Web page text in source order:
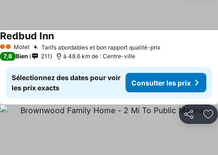
2 ÉtoilesMotel Tarifs abordables et bon rapport qualité-prix
Redbud Inn
7,8 Bien 211 à 48.6 km de : Centre-ville
Sélectionnez des dates pour voir
les prix exacts
Consulter les prix
Partager